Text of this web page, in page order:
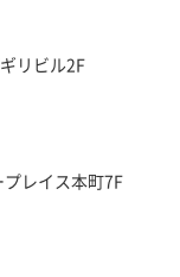
リビル2F
レイス本町7F